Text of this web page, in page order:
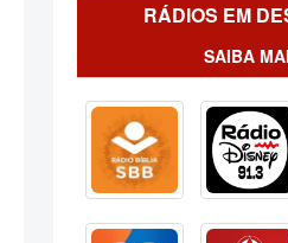
RÁDIOS EM
SAIBA